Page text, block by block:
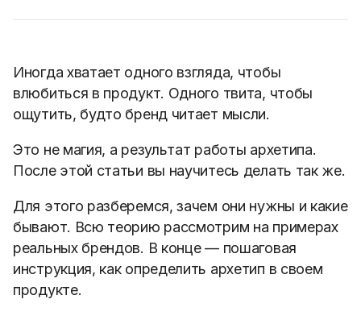
Иногда хватает одного взгляда, чтобы
влюбиться в продукт. Одного твита, чтобы
ощутить, будто бренд читает мысли.
Это не магия, а результат работы архетипа.
После этой статьи вы научитесь делать так же.
Для этого разберемся, зачем они нужны и какие
бывают. Всю теорию рассмотрим на примерах
реальных брендов. В конце — пошаговая
инструкция, как определить архетип в своем
продукте.